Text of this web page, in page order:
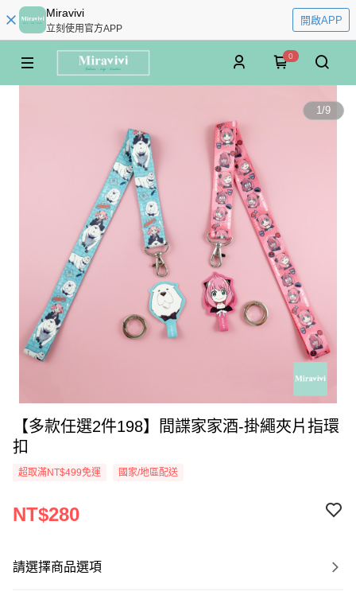
Miravivi
立刻使用官方APP
開啟APP
0
1/9
【多款任選2件198】間諜家家酒-掛繩夾片指環
扣
超取滿NT$499免運 國家/地區配送
NT$280
請選擇商品選項